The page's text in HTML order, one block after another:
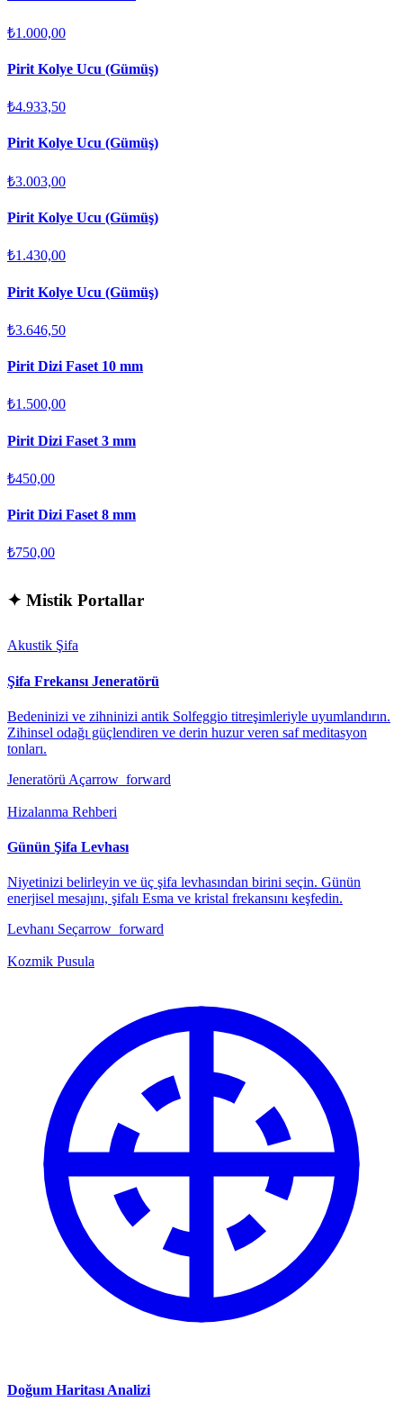
₺1.000,00
Pirit Kolye Ucu (Gümüş)
₺4.933,50
Pirit Kolye Ucu (Gümüş)
₺3.003,00
Pirit Kolye Ucu (Gümüş)
₺1.430,00
Pirit Kolye Ucu (Gümüş)
₺3.646,50
Pirit Dizi Faset 10 mm
₺1.500,00
Pirit Dizi Faset 3 mm
₺450,00
Pirit Dizi Faset 8 mm
₺750,00
✦ Mistik Portallar
Akustik Şifa
Şifa Frekansı Jeneratörü
Bedeninizi ve zihninizi antik Solfeggio titreşimleriyle uyumlandırın.
Zihinsel odağı güçlendiren ve derin huzur veren saf meditasyon
tonları.
Jeneratörü Açarrow_forward
Hizalanma Rehberi
Günün Şifa Levhası
Niyetinizi belirleyin ve üç şifa levhasından birini seçin. Günün
enerjisel mesajını, şifalı Esma ve kristal frekansını keşfedin.
Levhanı Seçarrow_forward
Kozmik Pusula
Doğum Haritası Analizi